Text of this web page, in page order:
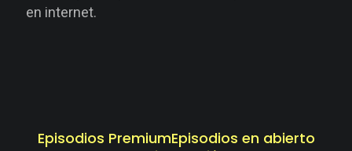
en internet.
Episodios PremiumEpisodios en abierto